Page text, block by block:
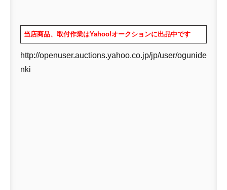
当店商品、取付作業はYahoo!オークションに出品中です
http://openuser.auctions.yahoo.co.jp/jp/user/ogunide
nki